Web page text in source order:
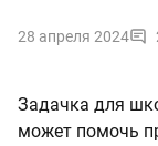
28 апреля 2024
Задачка для
может помочь